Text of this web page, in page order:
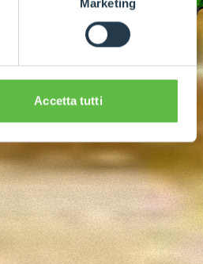
Marketing
Accetta tutti